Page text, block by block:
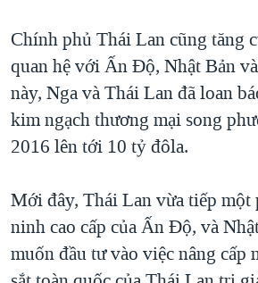
Chính phủ Thái Lan cũng tăng
quan hệ với Ấn Độ, Nhật Bản
này, Nga và Thái Lan đã loan
kim ngạch thương mại song
2016 lên tới 10 tỷ đôla.
Mới đây, Thái Lan vừa tiếp một
ninh cao cấp của Ấn Độ, và
muốn đầu tư vào việc nâng cấp